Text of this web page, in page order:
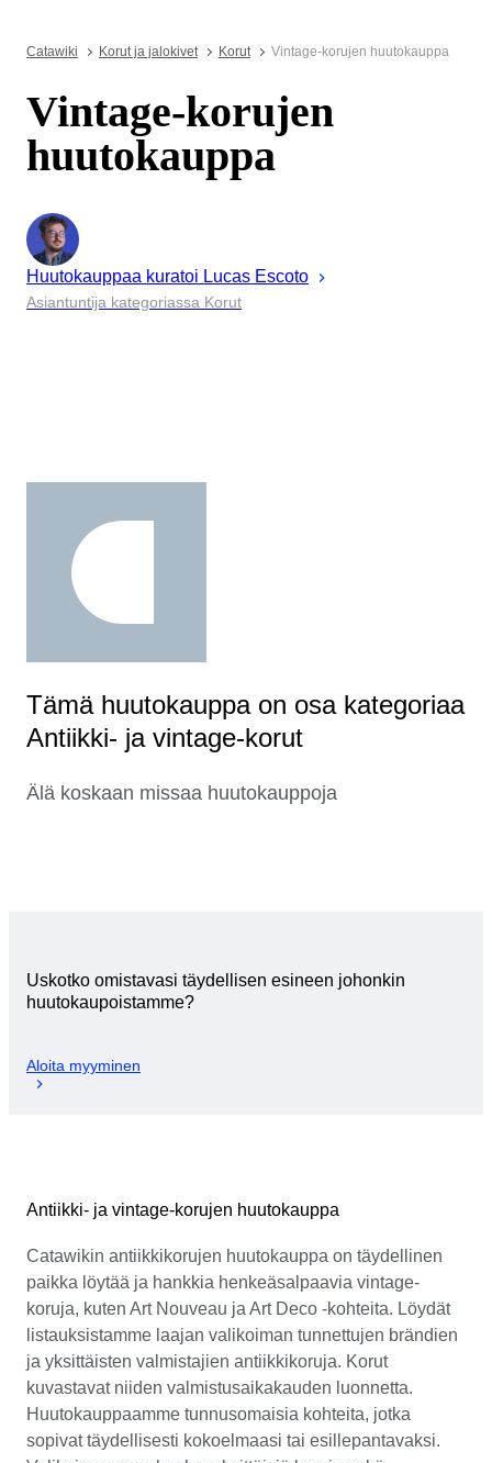
Catawiki Korut ja jalokivet Korut Vintage-korujen huutokauppa
Vintage-korujen
huutokauppa
Huutokauppaa kuratoi Lucas Escoto
Asiantuntija kategoriassa Korut
Tämä huutokauppa on osa kategoriaa
Antiikki- ja vintage-korut
Älä koskaan missaa huutokauppoja
Uskotko omistavasi täydellisen esineen johonkin
huutokaupoistamme?
Aloita myyminen
Antiikki- ja vintage-korujen huutokauppa
Catawikin antiikkikorujen huutokauppa on täydellinen
paikka löytää ja hankkia henkeäsalpaavia vintage-
koruja, kuten Art Nouveau ja Art Deco -kohteita. Löydät
listauksistamme laajan valikoiman tunnettujen brändien
ja yksittäisten valmistajien antiikkikoruja. Korut
kuvastavat niiden valmistusaikakauden luonnetta.
Huutokauppaamme tunnusomaisia kohteita, jotka
sopivat täydellisesti kokoelmaasi tai esillepantavaksi.